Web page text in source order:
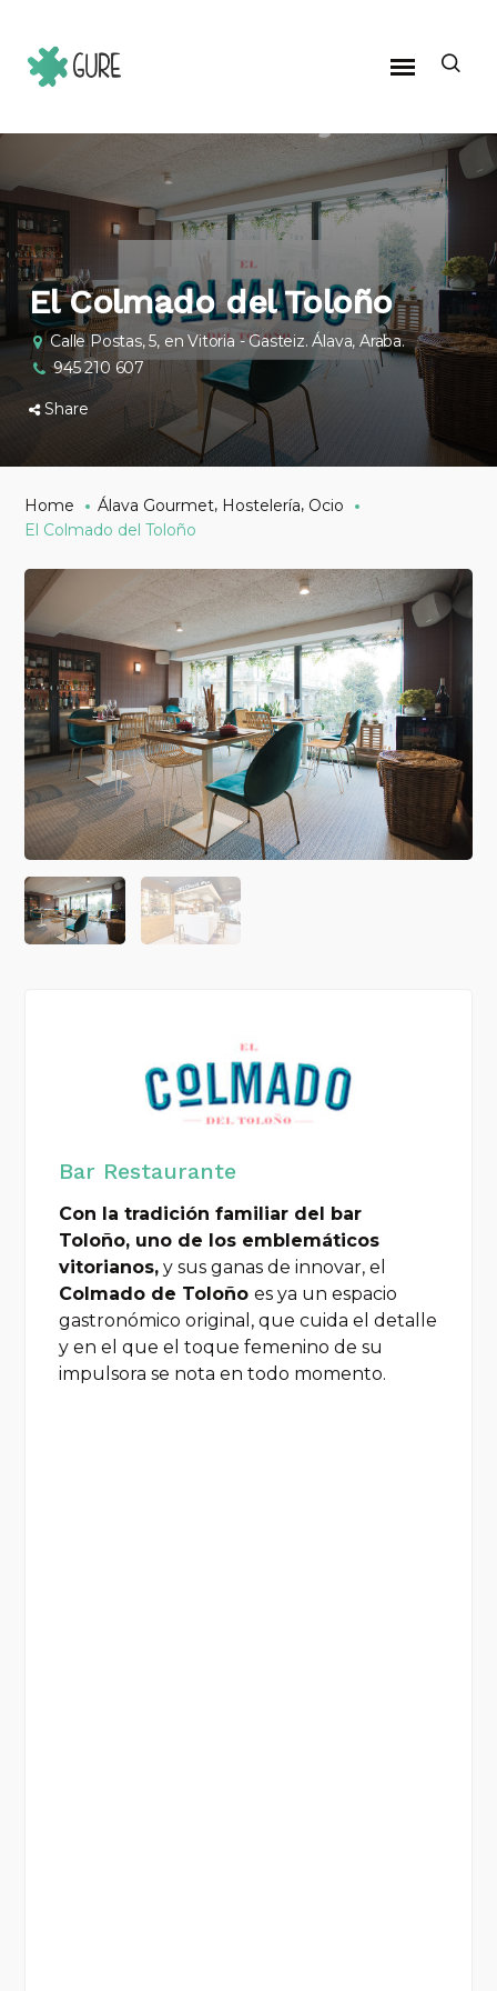
El Colmado del Toloño
Calle Postas, 5, en Vitoria - Gasteiz. Álava, Araba.
945 210 607
Share
Home Álava Gourmet, Hostelería, Ocio
El Colmado del Toloño
Bar Restaurante
Con la tradición familiar del bar
Toloño, uno de los emblemáticos
vitorianos, y sus ganas de innovar, el
Colmado de Toloñoes ya un espacio
gastronómico original, que cuida el detalle
y en el que el toque femenino de su
impulsora se nota en todo momento.